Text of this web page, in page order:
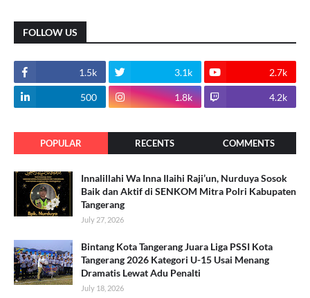
FOLLOW US
1.5k 3.1k 2.7k
500 1.8k 4.2k
POPULAR RECENTS COMMENTS
Innalillahi Wa Inna Ilaihi Raji’un, Nurduya Sosok
Baik dan Aktif di SENKOM Mitra Polri Kabupaten
Tangerang
July 27, 2026
Bintang Kota Tangerang Juara Liga PSSI Kota
Tangerang 2026 Kategori U-15 Usai Menang
Dramatis Lewat Adu Penalti
July 18, 2026